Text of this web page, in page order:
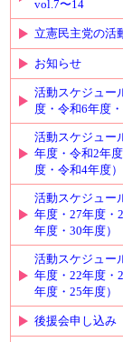
vol.7〜14
立憲民主党の活
お知らせ
活動スケジュー
度・令和6年度
活動スケジュー
年度・令和2年
度・令和4年度）
活動スケジュー
年度・27年度・
年度・30年度）
活動スケジュー
年度・22年度・
年度・25年度）
後援会申し込み